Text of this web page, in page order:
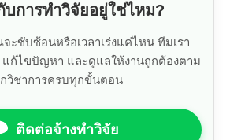
การทำวิจัยอยู่ใช่ไหม?
ะซับซ้อนหรือเวลาเร่งแค่ไหน ทีมเรา
ก้ไขปัญหา และดูแลให้งานถูกต้องตาม
วิชาการครบทุกขั้นตอน
ติดต่อจ้างทำวิจัย